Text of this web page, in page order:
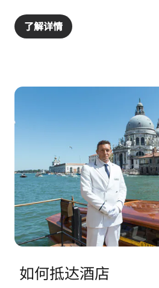
了解详情
如何抵达酒店